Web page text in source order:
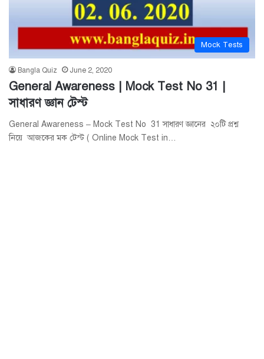
Mock Tests
Bangla Quiz June 2, 2020
General Awareness | Mock Test No 31 |
সাধারণ জ্ঞান টেস্ট
General Awareness – Mock Test No 31 সাধারণ জ্ঞানের ২০টি প্রশ্ন
নিয়ে আজকের মক টেস্ট ( Online Mock Test in…